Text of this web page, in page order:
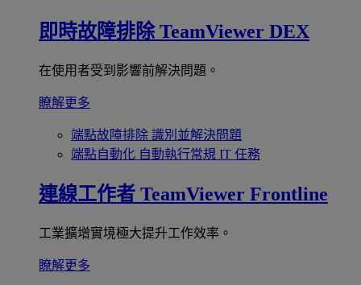
即時故障排除 TeamViewer DEX
在使用者受到影響前解決問題。
瞭解更多
端點故障排除 識別並解決問題
端點自動化 自動執行常規 IT 任務
連線工作者 TeamViewer Frontline
工業擴增實境極大提升工作效率。
瞭解更多